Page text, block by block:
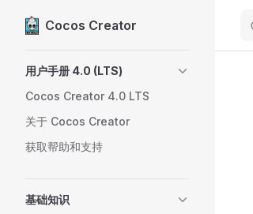
Skip to content
Cocos Creator
用户手册 4.0 (LTS)
Cocos Creator 4.0 LTS
关于 Cocos Creator
获取帮助和支持
基础知识